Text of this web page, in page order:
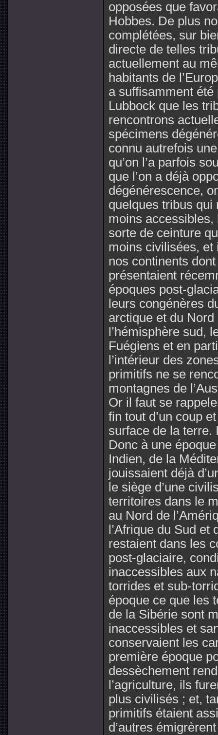
opposées que
Hobbes. De plus
complétées, sur
directe de telles
actuellement au
habitants de
a suffisamment
Lubbock que les
rencontrons
spécimens
connu autrefois
qu’on l’a parfois
que l’on a déjà
dégénérescence,
quelques tribus qui
moins
sorte de ceinture
moins civilisées, et
nos continents
présentaient
époques post-
leurs congénères
arctique et du
l’hémisphère sud,
Fuégiens et en
l’intérieur des
primitifs ne se
montagnes de
Or il faut se
fin tout d’un coup
surface de la terre.
Donc à une
Indien, de la
jouissaient déjà
le siège d’une
territoires dans le
au Nord de
l’Afrique du Sud
restaient dans les
post-glaciaire,
inaccessibles aux
torrides et sub-
époque ce que les
de la Sibérie sont
inaccessibles et
conservaient les
première époque
dessèchement
l’agriculture, ils
plus civilisés ; et,
primitifs étaient
d’autres